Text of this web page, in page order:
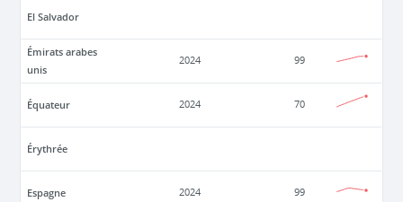
El Salvador
Émirats arabes
unis
2024 99
Équateur 2024 70
Érythrée
Espagne 2024 99